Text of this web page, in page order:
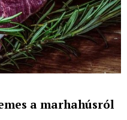
a marhahúsról